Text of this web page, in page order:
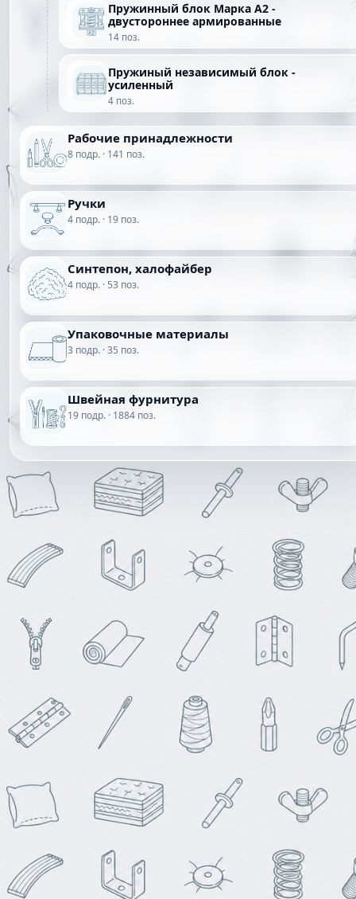
Пружинный блок Марка А2 -
двустороннее армированные
14 поз.
Пружиный независимый блок -
усиленный
4 поз.
Рабочие принадлежности
8 подр. · 141 поз.
Ручки
4 подр. · 19 поз.
Синтепон, халофайбер
4 подр. · 53 поз.
Упаковочные материалы
3 подр. · 35 поз.
Швейная фурнитура
19 подр. · 1884 поз.